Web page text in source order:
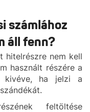
számlához
áll fenn?
hitelrészre nem kell
használt részére a
kivéve, ha jelzi a
feltöltése